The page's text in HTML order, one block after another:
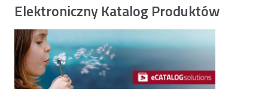
Elektroniczny Katalog Produktów